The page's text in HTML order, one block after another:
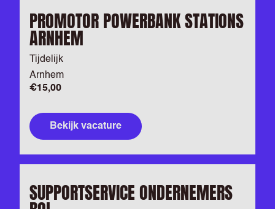
PROMOTOR POWERBANK STATIONS
ARNHEM
Tijdelijk
Arnhem
€15,00
Bekijk vacature
SUPPORTSERVICE ONDERNEMERS